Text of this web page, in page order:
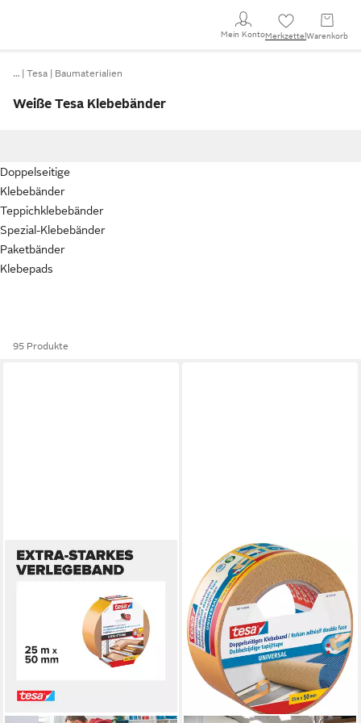
Mein KontoMerkzettel Warenkorb
… Tesa Baumaterialien
Weiße Tesa Klebebänder
Doppelseitige
Klebebänder
Teppichklebebänder
Spezial-Klebebänder
Paketbänder
Klebepads
95 Produkte